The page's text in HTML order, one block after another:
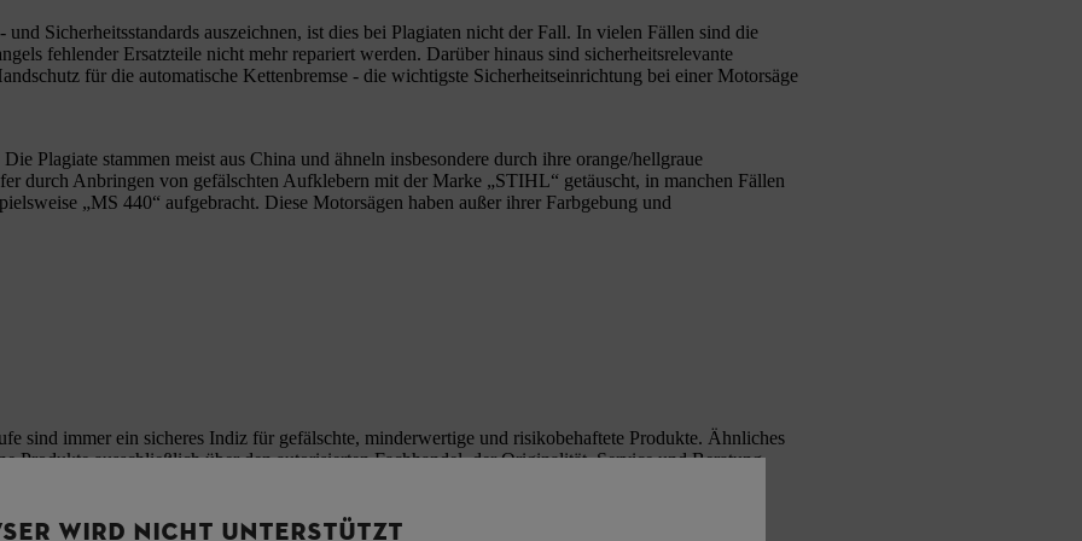
Sicherheitsstandards auszeichnen, ist dies bei Plagiaten nicht der Fall. In vielen Fällen sind die
fehlender Ersatzteile nicht mehr repariert werden. Darüber hinaus sind sicherheitsrelevante
für die automatische Kettenbremse - die wichtigste Sicherheitseinrichtung bei einer Motorsäge
Plagiate stammen meist aus China und ähneln insbesondere durch ihre orange/hellgraue
durch Anbringen von gefälschten Aufklebern mit der Marke „STIHL“ getäuscht, in manchen Fällen
„MS 440“ aufgebracht. Diese Motorsägen haben außer ihrer Farbgebung und
sind immer ein sicheres Indiz für gefälschte, minderwertige und risikobehaftete Produkte. Ähnliches
ausschließlich über den autorisierten Fachhandel, der Originalität, Service und Beratung
WIRD NICHT UNTERSTÜTZT